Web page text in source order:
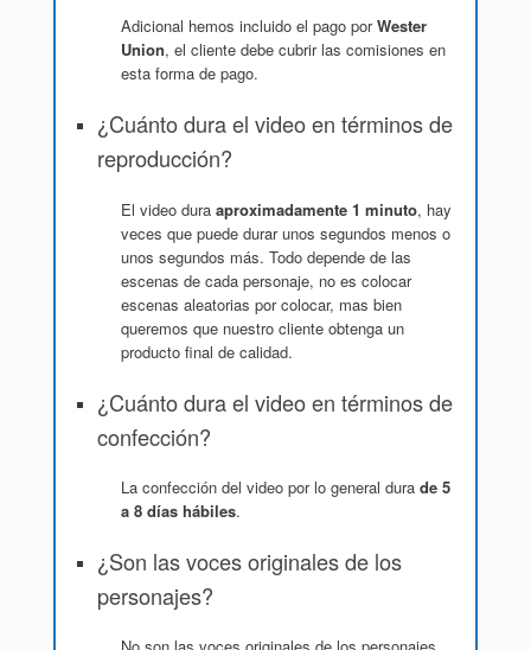
Adicional hemos incluido el pago porWester
Union, el cliente debe cubrir las comisiones en
esta forma de pago.
¿Cuánto dura el video en términos de
reproducción?
El video dura aproximadamente 1 minuto, hay
veces que puede durar unos segundos menos o
unos segundos más. Todo depende de las
escenas de cada personaje, no es colocar
escenas aleatorias por colocar, mas bien
queremos que nuestro cliente obtenga un
producto final de calidad.
¿Cuánto dura el video en términos de
confección?
La confección del video por lo general dura de 5
a 8 días hábiles.
¿Son las voces originales de los
personajes?